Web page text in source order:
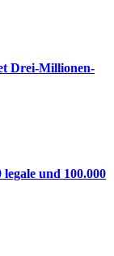
Drei-Millionen-
und 100.000